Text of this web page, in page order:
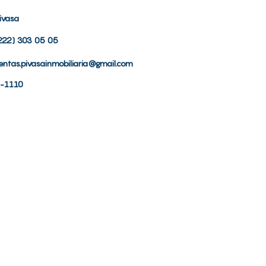
303 05 05
1110